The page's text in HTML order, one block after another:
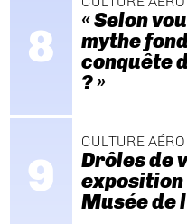
« Selon
mythe
conquête
? »
CULTURE AÉRO
Drôles de
Musée de